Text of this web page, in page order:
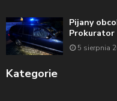
Pijany
Prokurator
5 sierpnia
Kategorie